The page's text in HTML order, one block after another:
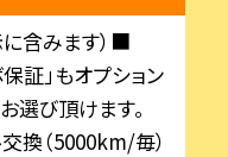
含みます）■
証」もオプション
選び頂けます。
換（5000km/毎）